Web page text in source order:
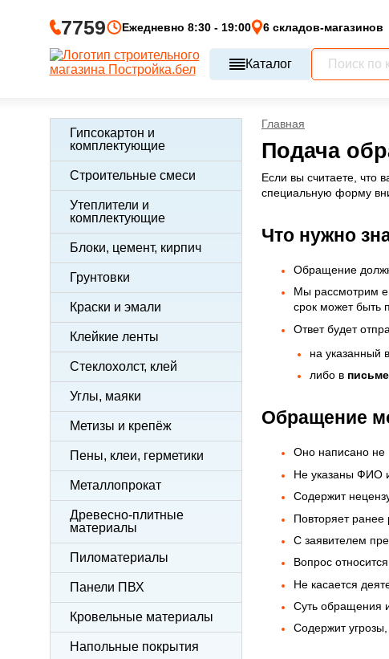
7759 Ежедневно 8:30 - 19:00 6 складов-магазинов
Каталог
Гипсокартон и
комплектующие
Строительные смеси
Утеплители и
комплектующие
Блоки, цемент, кирпич
Грунтовки
Краски и эмали
Клейкие ленты
Стеклохолст, клей
Углы, маяки
Метизы и крепёж
Пены, клеи, герметики
Металлопрокат
Древесно-плитные
материалы
Пиломатериалы
Панели ПВХ
Кровельные материалы
Напольные покрытия
Главная
Подача
Если вы считаете, что
специальную форму
Что нужно
Обращение
Мы рассмотрим
срок может быть
Ответ будет
на указанный
либо в
Обращение
Оно написано не
Не указаны ФИО
Содержит
Повторяет
С заявителем
Вопрос
Не касается
Суть обращения
Содержит